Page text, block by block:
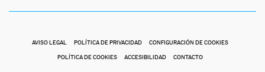
AVISO LEGAL POLÍTICA DE PRIVACIDAD CONFIGURACIÓN DE COOKIES
POLÍTICA DE COOKIES ACCESIBILIDAD CONTACTO